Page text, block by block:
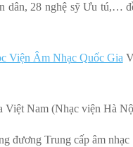
dân, 28 nghệ sỹ Ưu tú,…
Viện Âm Nhạc Quốc Gia
Nam (Nhạc viện Hà
đương Trung cấp âm nhạc